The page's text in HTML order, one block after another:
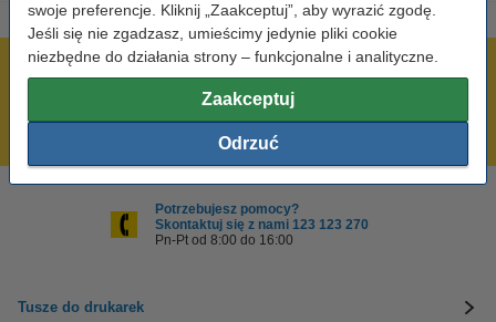
swoje preferencje. Kliknij „Zaakceptuj”, aby wyrazić zgodę.
Jeśli się nie zgadzasz, umieścimy jedynie pliki cookie
niezbędne do działania strony – funkcjonalne i analityczne.
Zaakceptuj
Odrzuć
600 tysięcy zadowolonych klientów
Potrzebujesz pomocy?
Skontaktuj się z nami 123 123 270
Pn-Pt od 8:00 do 16:00
Tusze do drukarek